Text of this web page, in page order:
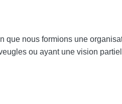
que nous formions une
ou ayant une vision